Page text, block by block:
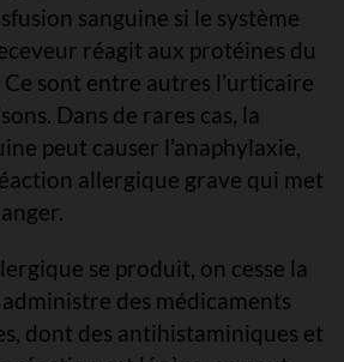
sanguine si le système
réagit aux protéines du
sont entre autres l’urticaire
Dans de rares cas, la
peut causer l’anaphylaxie,
allergique grave qui met
se produit, on cesse la
des médicaments
dont des antihistaminiques et